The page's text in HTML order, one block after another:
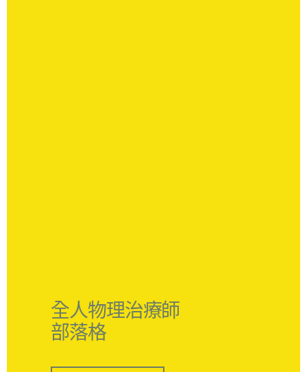
全人物理治療師
部落格